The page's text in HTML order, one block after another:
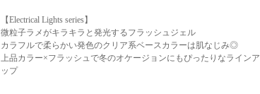
【Electrical Lights series】
微粒子ラメがキラキラと発光するフラッシュジェル
カラフルで柔らかい発色のクリア系ベースカラーは肌なじみ◎
上品カラー×フラッシュで冬のオケージョンにもぴったりなラインア
ップ